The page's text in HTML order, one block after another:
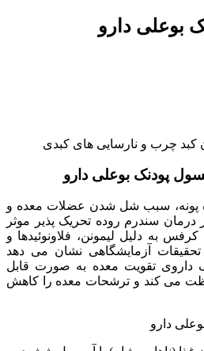
بوعلی دارو
کبد چرب و نارسایی های کبدی
پودنک بوعلی دارو
پونه، سبب شل شدن عضلات معده و
سندرم روده تحریک پذیر موثر
به دلیل لیمونن، فلاونوئیدها و
آزمایشگاهی نشان می دهد
داروی تقویت معده به صورت قابل
می کند و ترشحات معده را کاهش
دارو